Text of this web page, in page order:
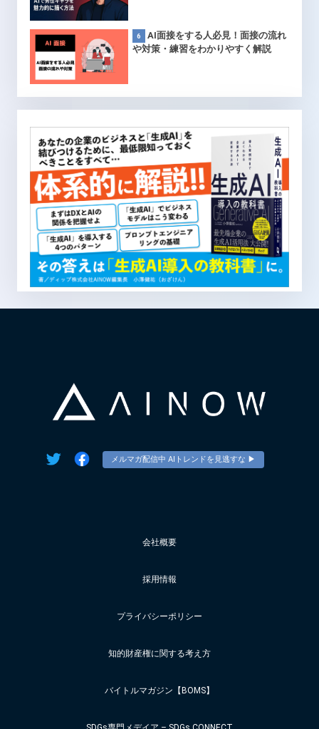
AI面接をする人必見！面接の流れ
や対策・練習をわかりやすく解説
メルマガ配信中 AIトレンドを見逃すな ▶︎
会社概要
採用情報
プライバシーポリシー
知的財産権に関する考え方
バイトルマガジン【BOMS】